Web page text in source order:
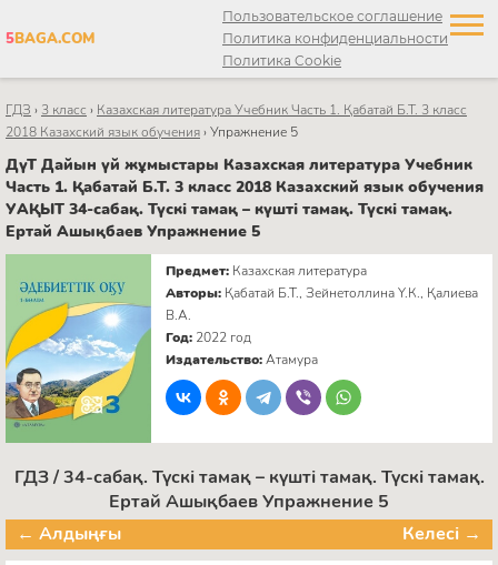
5BAGA.COM
Пользовательское соглашение
Политика конфиденциальности
Политика Cookie
ГДЗ › 3 класс › Казахская литература Учебник Часть 1. Қабатай Б.Т. 3 класс
2018 Казахский язык обучения›Упражнение 5
ДүТ Дайын үй жұмыстары Казахская литература Учебник
Часть 1. Қабатай Б.Т. 3 класс 2018 Казахский язык обучения
УАҚЫТ 34-сабақ. Түскі тамақ – күшті тамақ. Түскі тамақ.
Ертай Ашықбаев Упражнение 5
Предмет: Казахская литература
Авторы: Қабатай Б.Т., Зейнетоллина Ү.К., Қалиева
В.А.
Год: 2022 год
Издательство:Атамура
ГДЗ / 34-сабақ. Түскі тамақ – күшті тамақ. Түскі тамақ.
Ертай Ашықбаев Упражнение 5
← Алдыңғы
Келесі →